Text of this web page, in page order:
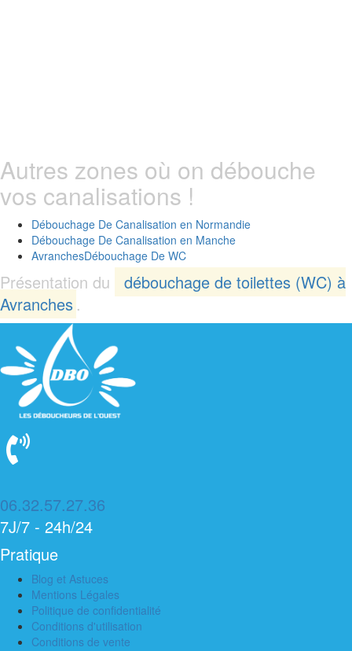
Autres zones où on débouche
vos canalisations !
Débouchage De Canalisation en Normandie
Débouchage De Canalisation en Manche
AvranchesDébouchage De WC
Présentation du
débouchage de toilettes (WC) à
Avranches .
06.32.57.27.36
7J/7 - 24h/24
Pratique
Blog et Astuces
Mentions Légales
Politique de confidentialité
Conditions d'utilisation
Conditions de vente